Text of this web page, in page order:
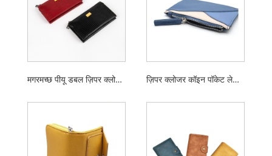
मगरमच्छ पीयू डबल ज़िपर क्लोजर लेडीज़ कॉइन पर्स ज़िपर क्लोजर कॉइन पॉकेट लेडीज़ वॉलेट